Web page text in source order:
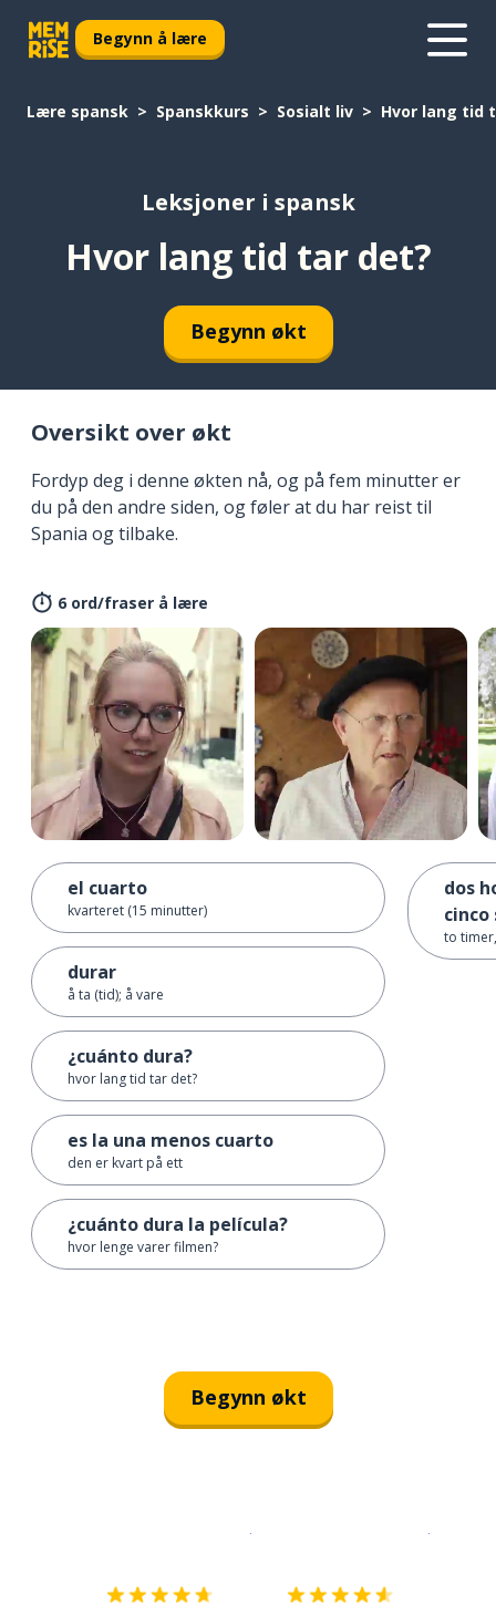
Begynn å lære
Lære spansk Spanskkurs Sosialt liv Hvor lang tid
Leksjoner i spansk
Hvor lang tid tar det?
Begynn økt
Oversikt over økt
Fordyp deg i denne økten nå, og på fem minutter er
du på den andre siden, og føler at du har reist til
Spania og tilbake.
6 ord/fraser å lære
el cuarto
kvarteret (15 minutter)
durar
å ta (tid); å vare
¿cuánto dura?
hvor lang tid tar det?
es la una menos cuarto
den er kvart på ett
¿cuánto dura la película?
hvor lenge varer filmen?
dos
cinco
to
Begynn økt